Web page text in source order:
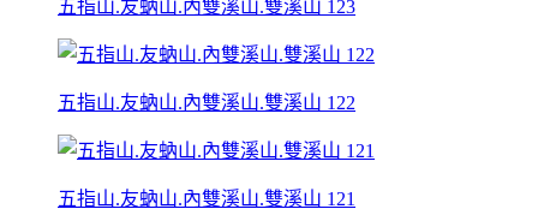
五指山.友蚋山.內雙溪山.雙溪山 123
五指山.友蚋山.內雙溪山.雙溪山 122
五指山.友蚋山.內雙溪山.雙溪山 121